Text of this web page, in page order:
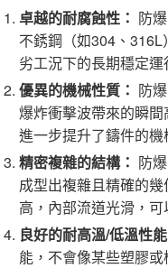
卓越的耐腐蝕性： 防
不銹鋼（如304、
劣工況下的長期穩定
優異的機械性質： 防
爆炸衝擊波帶來的瞬
進一步提升了鑄件的
精密複雜的結構： 防
成型出複雜且精確的
高，內部流道光滑，
良好的耐高溫/低溫性能
能，不會像某些塑膠